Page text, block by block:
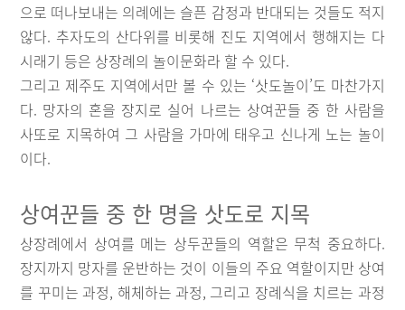
으로 떠나보내는 의례에는 슬픈 감정과 반대되는 것들도 적지
않다. 추자도의 산다위를 비롯해 진도 지역에서 행해지는 다
시래기 등은 상장례의 놀이문화라 할 수 있다.
그리고 제주도 지역에서만 볼 수 있는 ‘삿도놀이’도 마찬가지
다. 망자의 혼을 장지로 실어 나르는 상여꾼들 중 한 사람을
사또로 지목하여 그 사람을 가마에 태우고 신나게 노는 놀이
이다.
상여꾼들 중 한 명을 삿도로 지목
상장례에서 상여를 메는 상두꾼들의 역할은 무척 중요하다.
장지까지 망자를 운반하는 것이 이들의 주요 역할이지만 상여
를 꾸미는 과정, 해체하는 과정, 그리고 장례식을 치르는 과정